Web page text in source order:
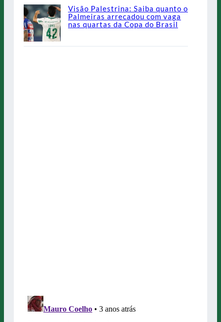
Visão Palestrina: Saiba quanto o
Palmeiras arrecadou com vaga
nas quartas da Copa do Brasil